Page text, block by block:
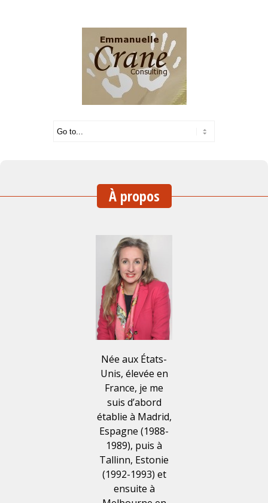
À propos
Née aux États-
Unis, élevée en
France, je me
suis d’abord
établie à Madrid,
Espagne (1988-
1989), puis à
Tallinn, Estonie
(1992-1993) et
ensuite à